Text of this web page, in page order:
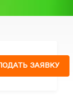
ПОДАТЬ ЗАЯВКУ